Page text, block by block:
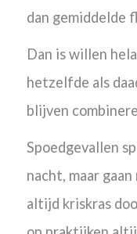
dan gemiddelde
Dan is willen
hetzelfde als
blijven
Spoedgevallen
nacht, maar
altijd kriskras